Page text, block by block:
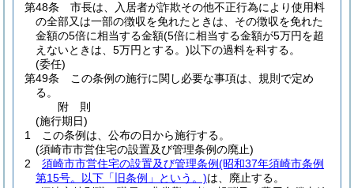
第48条
市長は、入居者が詐欺その他不正行為により使用料
の全部又は一部の徴収を免れたときは、その徴収を免れた
金額の5倍に相当する金額(5倍に相当する金額が5万円を超
えないときは、5万円とする。)以下の過料を科する。
(委任)
第49条
この条例の施行に関し必要な事項は、規則で定め
る。
附 則
(施行期日)
1
この条例は、公布の日から施行する。
(須崎市市営住宅の設置及び管理条例の廃止)
2
須崎市市営住宅の設置及び管理条例(昭和37年須崎市条例
第15号。以下「旧条例」という。)は、廃止する。